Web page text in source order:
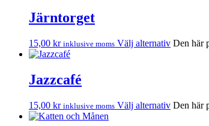
Järntorget
15,00 kr inklusive moms Välj alternativ Den här
Jazzcafé
15,00 kr inklusive moms Välj alternativ Den här